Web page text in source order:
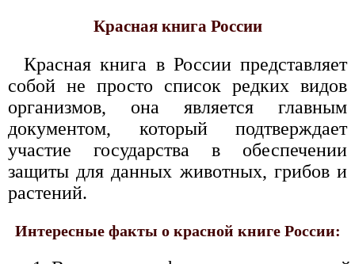
Красная книга России
Красная книга в России представляет
собой не просто список редких видов
организмов, она является главным
документом, который подтверждает
участие государства в обеспечении
защиты для данных животных, грибов и
растений.
Интересные факты о красной книге России: